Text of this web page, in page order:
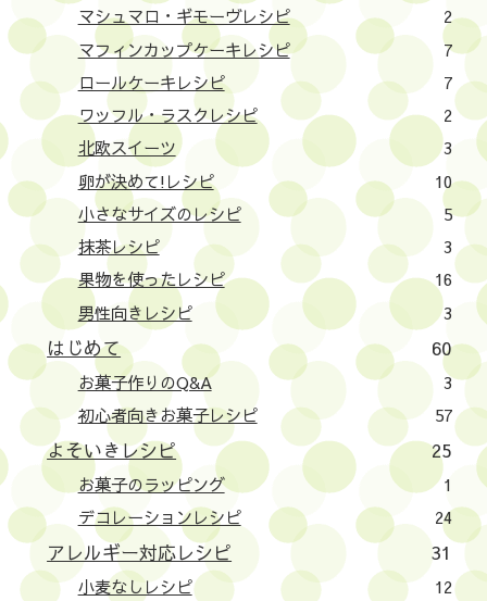
マシュマロ・ギモーヴレシピ
2
マフィンカップケーキレシピ
7
ロールケーキレシピ
7
ワッフル・ラスクレシピ
2
北欧スイーツ
3
卵が決めて!レシピ
10
小さなサイズのレシピ
5
抹茶レシピ
3
果物を使ったレシピ
16
男性向きレシピ
3
はじめて 60
お菓子作りのQ&A
3
初心者向きお菓子レシピ
57
よそいきレシピ 25
お菓子のラッピング
1
デコレーションレシピ
24
アレルギー対応レシピ 31
小麦なしレシピ
12